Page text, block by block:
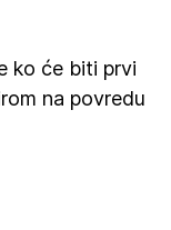
ko će biti prvi
na povredu